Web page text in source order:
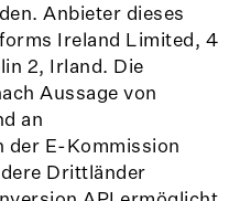
Anbieter dieses
Ireland Limited, 4
2, Irland. Die
Aussage von
an
der E-Kommission
Drittländer